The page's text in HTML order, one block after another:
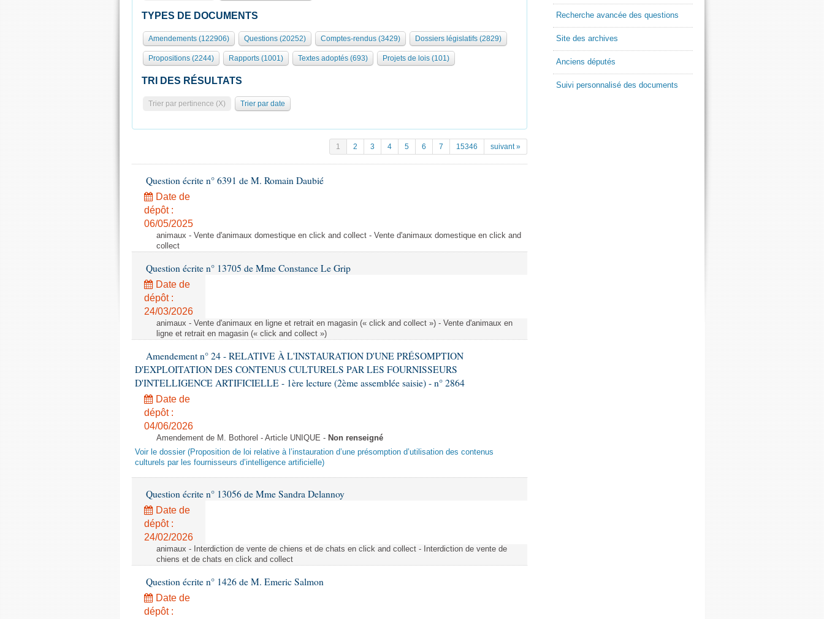
TYPES DE DOCUMENTS
Amendements (122906) Questions (20252) Comptes-rendus (3429) Dossiers législatifs (2829)
Propositions (2244) Rapports (1001) Textes adoptés (693) Projets de lois (101)
TRI DES RÉSULTATS
Trier par pertinence (X) Trier par date
1 2 3 4 5 6 7 15346 suivant »
Question écrite n° 6391 de M. Romain Daubié
Date de
dépôt :
06/05/2025
animaux - Vente d'animaux domestique en click and collect - Vente d'animaux domestique en click and
collect
Question écrite n° 13705 de Mme Constance Le Grip
Date de
dépôt :
24/03/2026
animaux - Vente d'animaux en ligne et retrait en magasin (« click and collect ») - Vente d'animaux en
ligne et retrait en magasin (« click and collect »)
Amendement n° 24 - RELATIVE À L'INSTAURATION D'UNE PRÉSOMPTION
D'EXPLOITATION DES CONTENUS CULTURELS PAR LES FOURNISSEURS
D'INTELLIGENCE ARTIFICIELLE - 1ère lecture (2ème assemblée saisie) - n° 2864
Date de
dépôt :
04/06/2026
Amendement de M. Bothorel - Article UNIQUE - Non renseigné
Voir le dossier (Proposition de loi relative à l’instauration d’une présomption d’utilisation des contenus
culturels par les fournisseurs d’intelligence artificielle)
Question écrite n° 13056 de Mme Sandra Delannoy
Date de
dépôt :
24/02/2026
animaux - Interdiction de vente de chiens et de chats en click and collect - Interdiction de vente de
chiens et de chats en click and collect
Question écrite n° 1426 de M. Emeric Salmon
Date de
dépôt :
Recherche avancée des questions
Site des archives
Anciens députés
Suivi personnalisé des documents